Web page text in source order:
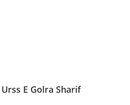
E Golra Sharif